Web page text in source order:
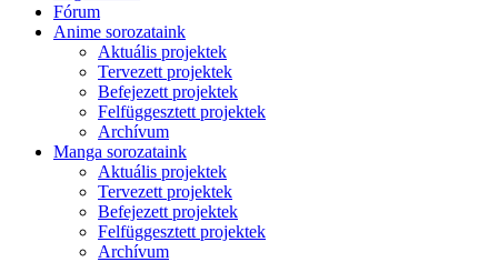
Fórum
Anime sorozataink
Aktuális projektek
Tervezett projektek
Befejezett projektek
Felfüggesztett projektek
Archívum
Manga sorozataink
Aktuális projektek
Tervezett projektek
Befejezett projektek
Felfüggesztett projektek
Archívum